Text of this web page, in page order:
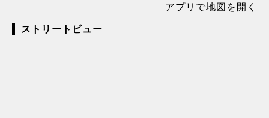
アプリで地図を開く
ストリートビュー